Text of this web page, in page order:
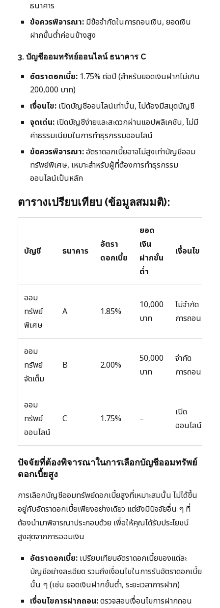
ธนาคาร
ข้อควรพิจารณา: มีข้อจำกัดในการถอนเงิน, ยอดเงิน
ฝากขั้นต่ำค่อนข้างสูง
3. บัญชีออมทรัพย์ออนไลน์ ธนาคาร C
อัตราดอกเบี้ย: 1.75% ต่อปี (สำหรับยอดเงินฝากไม่เกิน
200,000 บาท)
เงื่อนไข: เปิดบัญชีออนไลน์เท่านั้น, ไม่ต้องมีสมุดบัญชี
จุดเด่น: เปิดบัญชีง่ายและสะดวกผ่านแอปพลิเคชัน, ไม่มี
ค่าธรรมเนียมในการทำธุรกรรมออนไลน์
ข้อควรพิจารณา:อัตราดอกเบี้ยอาจไม่สูงเท่าบัญชีออม
ทรัพย์พิเศษ, เหมาะสำหรับผู้ที่ต้องการทำธุรกรรม
ออนไลน์เป็นหลัก
ตารางเปรียบเทียบ (ข้อมูลสมมติ):
บัญชี ธนาคาร
อัตรา
ดอกเบี้ย
ยอด
เงิน
ฝากขั้น
ต่ำ
เงื่อนไข
ออม
ทรัพย์
พิเศษ
A 1.85%
10,000
บาท
ไม่จำกัด
การถอน
ออม
ทรัพย์
จัดเต็ม
B 2.00%
50,000
บาท
จำกัด
การถอน
ออม
ทรัพย์
ออนไลน์
C 1.75% –
เปิด
ออนไลน์
ปัจจัยที่ต้องพิจารณาในการเลือกบัญชีออมทรัพย์
ดอกเบี้ยสูง
การเลือกบัญชีออมทรัพย์ดอกเบี้ยสูงที่เหมาะสมนั้น ไม่ได้ขึ้น
อยู่กับอัตราดอกเบี้ยเพียงอย่างเดียว แต่ยังมีปัจจัยอื่น ๆ ที่
ต้องนำมาพิจารณาประกอบด้วย เพื่อให้คุณได้รับประโยชน์
สูงสุดจากการออมเงิน
อัตราดอกเบี้ย: เปรียบเทียบอัตราดอกเบี้ยของแต่ละ
บัญชีอย่างละเอียด รวมถึงเงื่อนไขในการรับอัตราดอกเบี้ย
นั้น ๆ (เช่น ยอดเงินฝากขั้นต่ำ, ระยะเวลาการฝาก)
เงื่อนไขการฝากถอน:ตรวจสอบเงื่อนไขการฝากถอน